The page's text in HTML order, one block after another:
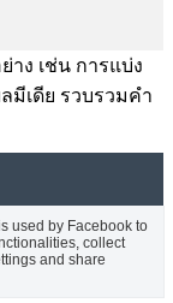
าง เช่น การแบ่ง
มีเดีย รวบรวมคำ
used by Facebook to
collect
and share